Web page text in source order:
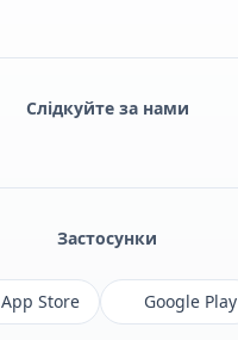
Слідкуйте за нами
Застосунки
App Store Google Play